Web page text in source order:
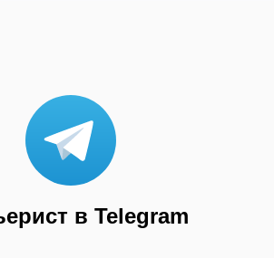
в Telegram